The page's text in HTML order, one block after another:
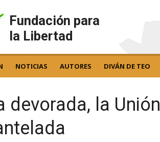
Fundación para
la Libertad
NOTICIAS AUTORES DIVÁN DE TEO
devorada, la Unión